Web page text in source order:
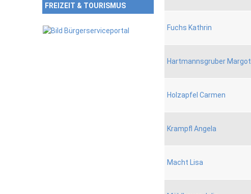
FREIZEIT & TOURISMUS
Fuchs Kathrin
Hartmannsgruber Margot
Holzapfel Carmen
Krampfl Angela
Macht Lisa